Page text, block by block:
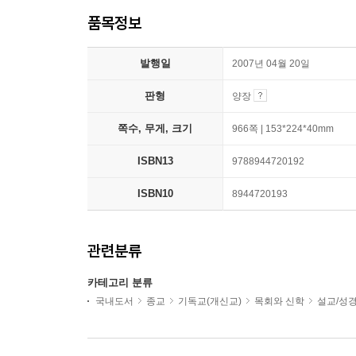
품목정보
발행일 2007년 04월 20일
판형 양장
쪽수, 무게, 크기 966쪽 | 153*224*40mm
ISBN13 9788944720192
ISBN10 8944720193
관련분류
카테고리 분류
국내도서 종교 기독교(개신교) 목회와 신학 설교/성